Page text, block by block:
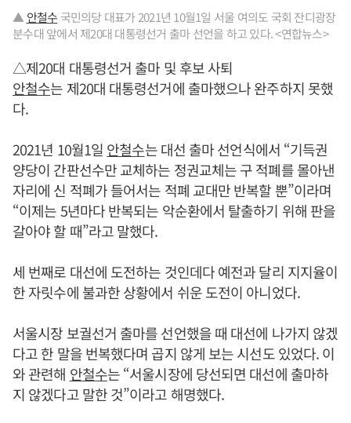
▲ 안철수 국민의당 대표가 2021년 10월1일 서울 여의도 국회 잔디광장
분수대 앞에서 제20대 대통령선거 출마 선언을 하고 있다. <연합뉴스>
△제20대 대통령선거 출마 및 후보 사퇴
안철수는 제20대 대통령선거에 출마했으나 완주하지 못했
다.
2021년 10월1일 안철수는 대선 출마 선언식에서 “기득권
양당이 간판선수만 교체하는 정권교체는 구 적폐를 몰아낸
자리에 신 적폐가 들어서는 적폐 교대만 반복할 뿐”이라며
“이제는 5년마다 반복되는 악순환에서 탈출하기 위해 판을
갈아야 할 때”라고 말했다.
세 번째로 대선에 도전하는 것인데다 예전과 달리 지지율이
한 자릿수에 불과한 상황에서 쉬운 도전이 아니었다.
서울시장 보궐선거 출마를 선언했을 때 대선에 나가지 않겠
다고 한 말을 번복했다며 곱지 않게 보는 시선도 있었다. 이
와 관련해 안철수는 “서울시장에 당선되면 대선에 출마하
지 않겠다고 말한 것”이라고 해명했다.